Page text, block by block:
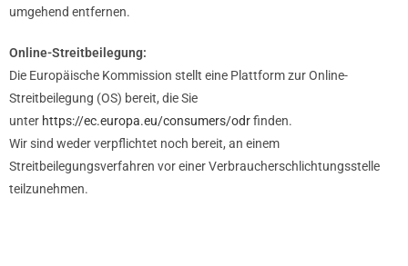
umgehend entfernen.
Online-Streitbeilegung:
Die Europäische Kommission stellt eine Plattform zur Online-
Streitbeilegung (OS) bereit, die Sie
unter https://ec.europa.eu/consumers/odrfinden.
Wir sind weder verpflichtet noch bereit, an einem
Streitbeilegungsverfahren vor einer Verbraucherschlichtungsstelle
teilzunehmen.